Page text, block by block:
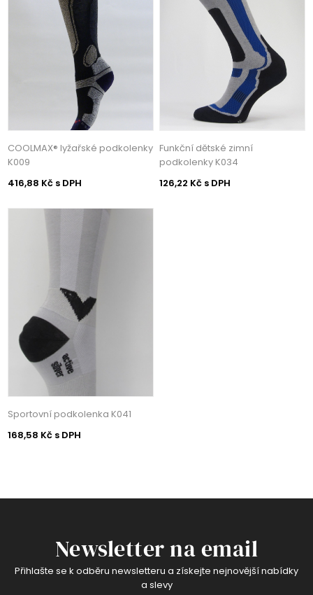
COOLMAX® lyžařské podkolenky
K009
416,88 Kč s DPH
Funkční dětské zimní
podkolenky K034
126,22 Kč s DPH
Sportovní podkolenka K041
168,58 Kč s DPH
Newsletter na email
Přihlašte se k odběru newsletteru a získejte nejnovější nabídky
a slevy